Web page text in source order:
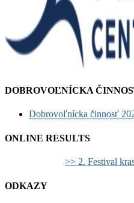
DOBROVOĽNÍCKA
Dobrovoľnícka činnosť
ONLINE RESULTS
>> 2. Festival
ODKAZY